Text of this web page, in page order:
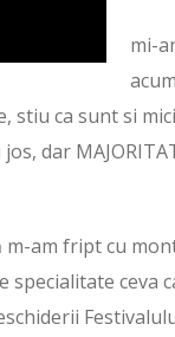
mi-
stiu ca sunt si
dar
am fript cu
specialitate ceva